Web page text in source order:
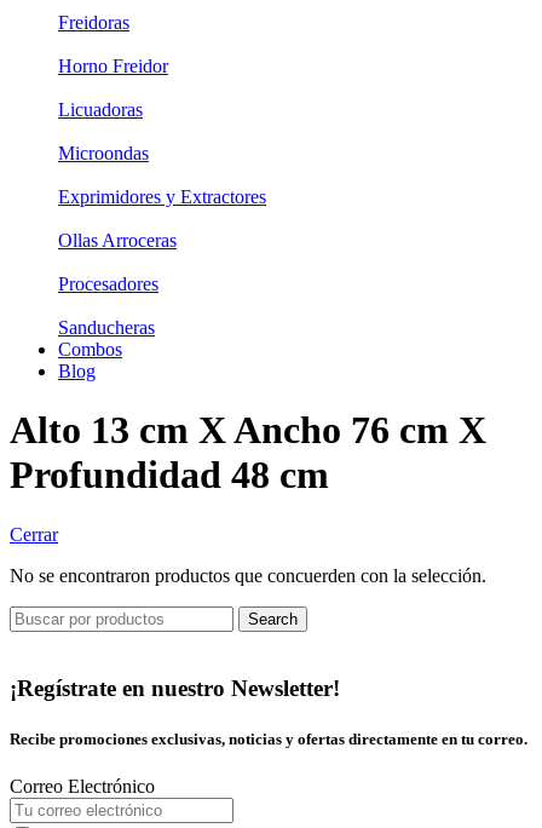
Freidoras
Horno Freidor
Licuadoras
Microondas
Exprimidores y Extractores
Ollas Arroceras
Procesadores
Sanducheras
Combos
Blog
Alto 13 cm X Ancho 76 cm X
Profundidad 48 cm
Cerrar
No se encontraron productos que concuerden con la selección.
Search
¡Regístrate en nuestro Newsletter!
Recibe promociones exclusivas, noticias y ofertas directamente en tu correo.
Correo Electrónico